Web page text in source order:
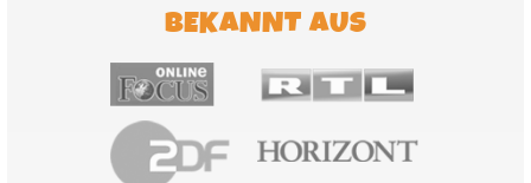
BEKANNT AUS